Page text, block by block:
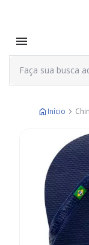
Início
Galeria
imagens